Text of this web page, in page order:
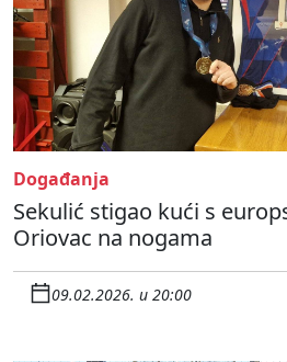
Događanja
Sekulić stigao kući s
Oriovac na nogama
09.02.2026. u 20:00